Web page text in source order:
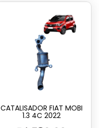
CATALISADOR FIAT MOBI
1.3 4C 2022